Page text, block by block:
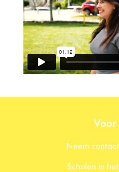
Voor
Neem
Scholen in